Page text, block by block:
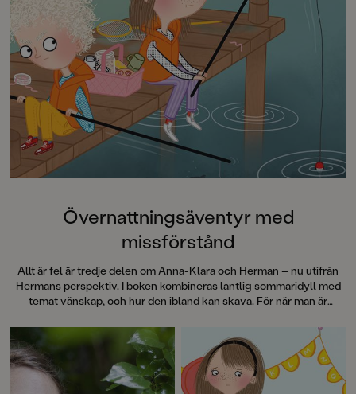
Övernattningsäventyr med
missförstånd
Allt är fel är tredje delen om Anna-Klara och Herman – nu utifrån
Hermans perspektiv. I boken kombineras lantlig sommaridyll med
temat vänskap, och hur den ibland kan skava. För när man är